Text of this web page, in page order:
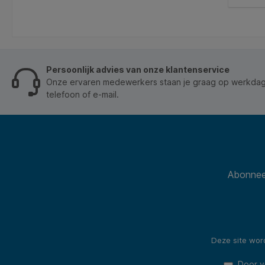
Persoonlijk advies van onze klantenservice
Onze ervaren medewerkers staan je graag op
telefoon of e-mail.
Deze site